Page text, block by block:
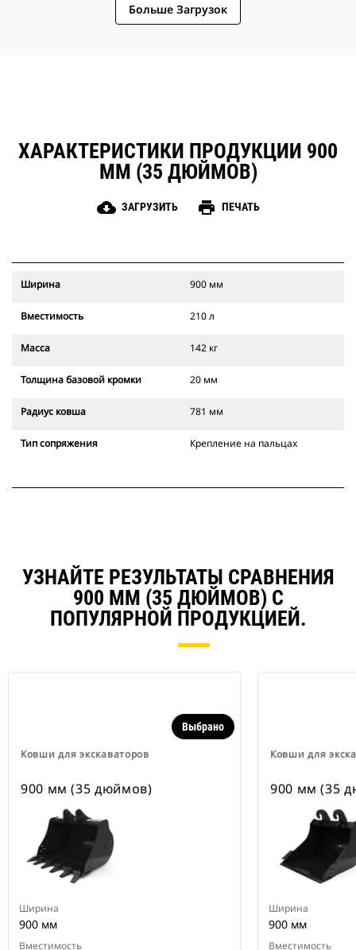
Больше Загрузок
ХАРАКТЕРИСТИКИ ПРОДУКЦИИ 900
ММ (35 ДЮЙМОВ)
cloud_download ЗАГРУЗИТЬ print ПЕЧАТЬ
Ширина 900 мм
Вместимость 210 л
Масса 142 кг
Толщина базовой кромки 20 мм
Радиус ковша 781 мм
Тип сопряжения Крепление на пальцах
УЗНАЙТЕ РЕЗУЛЬТАТЫ СРАВНЕНИЯ
900 ММ (35 ДЮЙМОВ) С
ПОПУЛЯРНОЙ ПРОДУКЦИЕЙ.
Ковши для экскаваторов
Выбрано
900 мм (35 дюймов)
Ширина
900 мм
Вместимость
Ковши для
900 мм (35
Ширина
900 мм
Вместимость